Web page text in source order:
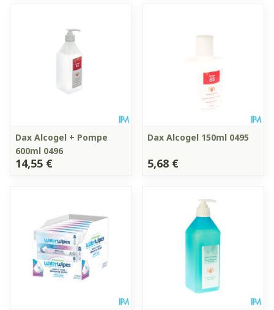
Dax Alcogel + Pompe
600ml 0496
14,55 €
Dax Alcogel 150ml 0495
5,68 €